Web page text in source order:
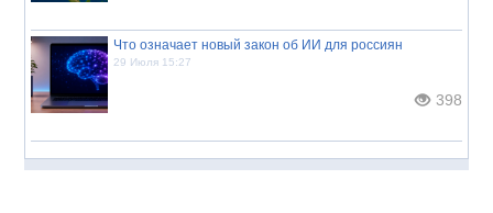
Что означает новый закон об ИИ для россиян
29 Июля 15:27
398